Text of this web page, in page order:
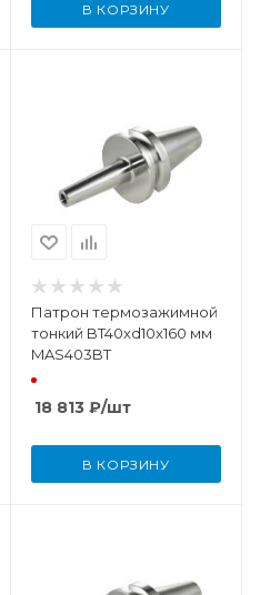
В КОРЗИНУ
Патрон термозажимной
тонкий BT40xd10x160 мм
MAS403BT
18 813 ₽/шт
В КОРЗИНУ